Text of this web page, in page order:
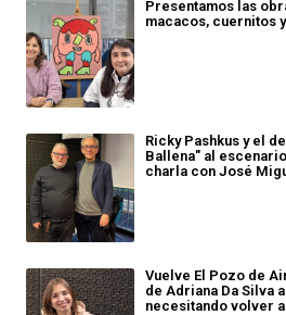
Presentamos las
macacos, cuernitos
Ricky Pashkus y el
Ballena" al
charla con José
Vuelve El Pozo de
de Adriana Da Silva
necesitando volver